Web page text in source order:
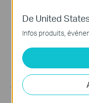
De United
Infos produits,